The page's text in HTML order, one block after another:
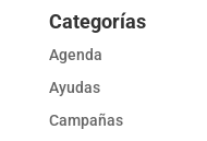
Categorías
Agenda
Ayudas
Campañas